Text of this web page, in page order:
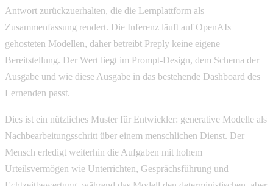
Antwort zurückzuerhalten, die die Lernplattform als
Zusammenfassung rendert. Die Inferenz läuft auf OpenAIs
gehosteten Modellen, daher betreibt Preply keine eigene
Bereitstellung. Der Wert liegt im Prompt-Design, dem Schema der
Ausgabe und wie diese Ausgabe in das bestehende Dashboard des
Lernenden passt.
Dies ist ein nützliches Muster für Entwickler: generative Modelle als
Nachbearbeitungsschritt über einem menschlichen Dienst. Der
Mensch erledigt weiterhin die Aufgaben mit hohem
Urteilsvermögen wie Unterrichten, Gesprächsführung und